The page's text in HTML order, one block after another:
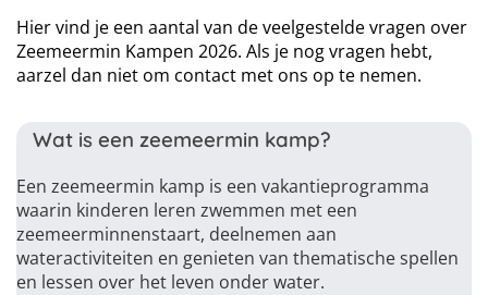
Hier vind je een aantal van de veelgestelde vragen over
Zeemeermin Kampen 2026. Als je nog vragen hebt,
aarzel dan niet om contact met ons op te nemen.
Wat is een zeemeermin kamp?
Een zeemeermin kamp is een vakantieprogramma
waarin kinderen leren zwemmen met een
zeemeerminnenstaart, deelnemen aan
wateractiviteiten en genieten van thematische spellen
en lessen over het leven onder water.